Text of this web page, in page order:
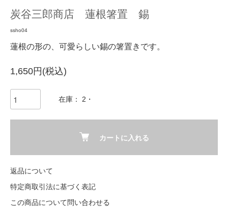
炭谷三郎商店 蓮根箸置 錫
ssho04
蓮根の形の、可愛らしい錫の箸置きです。
1,650円(税込)
在庫： 2・
カートに入れる
返品について
特定商取引法に基づく表記
この商品について問い合わせる